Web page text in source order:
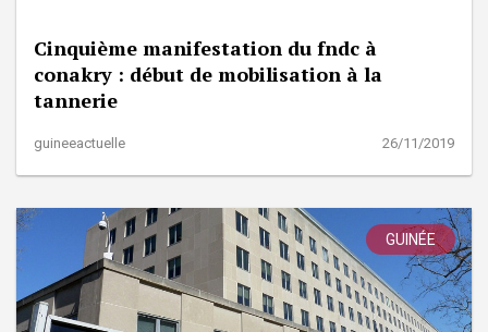
Cinquième manifestation du fndc à
conakry : début de mobilisation à la
tannerie
guineeactuelle 26/11/2019
GUINÉE